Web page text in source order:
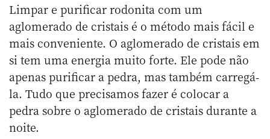
Limpar e purificar rodonita com um
aglomerado de cristais é o método mais fácil e
mais conveniente. O aglomerado de cristais em
si tem uma energia muito forte. Ele pode não
apenas purificar a pedra, mas também carregá-
la. Tudo que precisamos fazer é colocar a
pedra sobre o aglomerado de cristais durante a
noite.